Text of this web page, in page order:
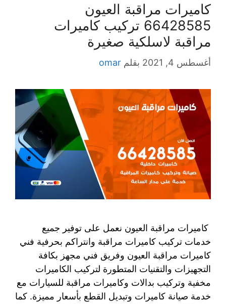
كاميرات مراقبة العيون
66428585 تركيب كاميرات
مراقبة لاسلكية صغيرة
أغسطس 4, 2021 بقلم omar
كاميرات مراقبة العيون نعمل على توفير جميع
خدمات تركيب كاميرات مراقبة وانتراكم بحرفية فني
كاميرات مراقبة العيون وفريق فني مجهز بكافة
التجهيزات والتقنيات المتطورة لتركيب الكاميرات
مخفية وتركيب بدالات وكاميرات مراقبة للسيارات مع
خدمة صيانة كاميرات وتبديل القطع بأسعار مميزة. كما